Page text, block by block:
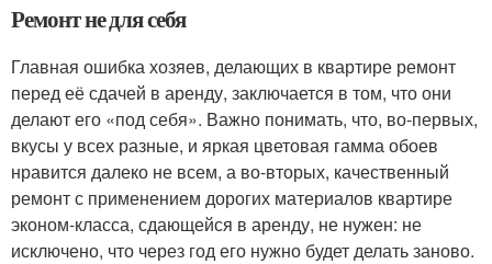
Ремонт не для себя
Главная ошибка хозяев, делающих в квартире ремонт
перед её сдачей в аренду, заключается в том, что они
делают его «под себя». Важно понимать, что, во-первых,
вкусы у всех разные, и яркая цветовая гамма обоев
нравится далеко не всем, а во-вторых, качественный
ремонт с применением дорогих материалов квартире
эконом-класса, сдающейся в аренду, не нужен: не
исключено, что через год его нужно будет делать заново.